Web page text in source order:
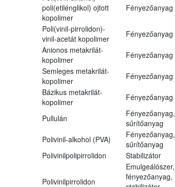
poli(etilénglikol) ojtott
kopolimer
Fényezőanyag
Poli(vinil-pirrolidon)-
vinil-acetát kopolimer
Fényezőanyag
Anionos metakrilát-
kopolimer
Fényezőanyag
Semleges metakrilát-
kopolimer
Fényezőanyag
Bázikus metakrilát-
kopolimer
Fényezőanyag
Pullulán
Fényezőanyag,
sűrítőanyag
Polivinil-alkohol (PVA)
Fényezőanyag,
sűrítőanyag
Polivinilpolipirrolidon Stabilizátor
Polivinilpirrolidon
Emulgeálószer,
fényezőanyag,